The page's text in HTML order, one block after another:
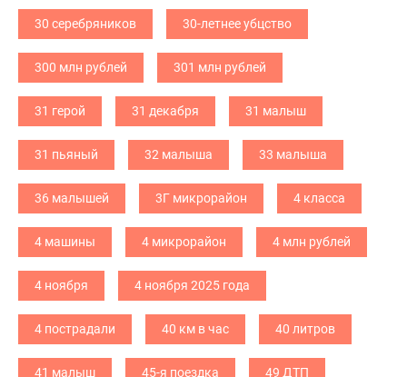
30 серебряников 30-летнее убцство
300 млн рублей 301 млн рублей
31 герой 31 декабря 31 малыш
31 пьяный 32 малыша 33 малыша
36 малышей 3Г микрорайон 4 класса
4 машины 4 микрорайон 4 млн рублей
4 ноября 4 ноября 2025 года
4 пострадали 40 км в час 40 литров
41 малыш 45-я поездка 49 ДТП